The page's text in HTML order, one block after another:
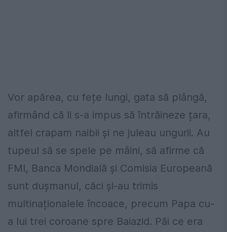
Vor apărea, cu fețe lungi, gata să plângă,
afirmând că li s-a impus să întrăineze țara,
altfel crapam naibii și ne juleau ungurii. Au
tupeul să se spele pe mâini, să afirme că
FMI, Banca Mondială și Comisia Europeană
sunt dușmanul, căci și-au trimis
multinaționalele încoace, precum Papa cu-
a lui trei coroane spre Baiazid. Păi ce era